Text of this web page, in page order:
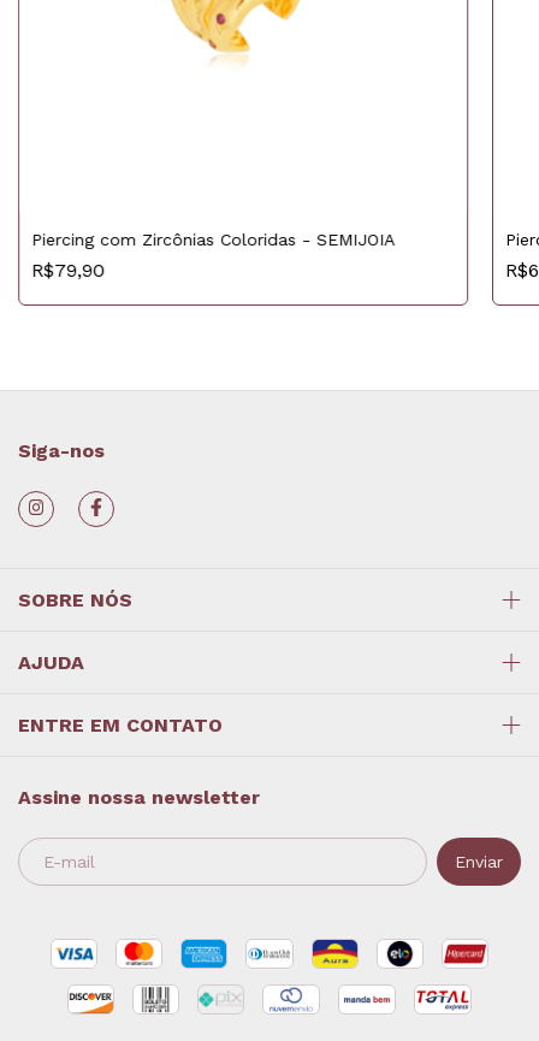
Piercing com Zircônias Coloridas - SEMIJOIA
R$79,90
Siga-nos
SOBRE NÓS
AJUDA
ENTRE EM CONTATO
Assine nossa newsletter